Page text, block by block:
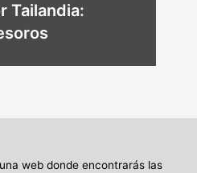
Tailandia:
web donde encontrarás las